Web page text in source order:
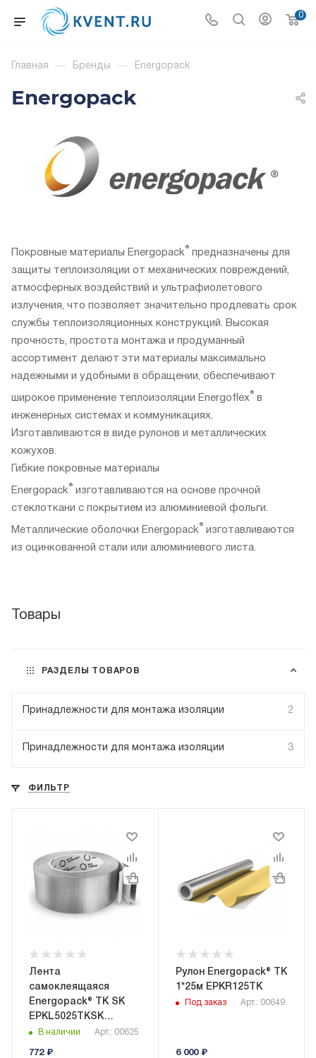
0
Главная — Бренды — Energopack
Energopack
Покровные материалы Energopack® предназначены для
защиты теплоизоляции от механических повреждений,
атмосферных воздействий и ультрафиолетового
излучения, что позволяет значительно продлевать срок
службы теплоизоляционных конструкций. Высокая
прочность, простота монтажа и продуманный
ассортимент делают эти материалы максимально
надежными и удобными в обращении, обеспечивают
широкое применение теплоизоляции Energoflex® в
инженерных системах и коммуникациях.
Изготавливаются в виде рулонов и металлических
кожухов.
Гибкие покровные материалы
Energopack® изготавливаются на основе прочной
стеклоткани с покрытием из алюминиевой фольги.
Металлические оболочки Energopack® изготавливаются
из оцинкованной стали или алюминиевого листа.
Товары
РАЗДЕЛЫ ТОВАРОВ
Принадлежности для монтажа изоляции 2
Принадлежности для монтажа изоляции 3
ФИЛЬТР
Лента
самоклеящаяся
Energopack® ТК SK
EPKL5025TKSK
50ммx25м
В наличии Арт.: 00625
772₽
Рулон Energopack® ТК
1*25м EPKR125TK
Под заказ Арт.: 00649
6 000₽